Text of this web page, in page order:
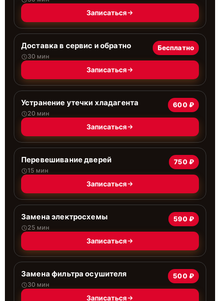
Записаться
Доставка в сервис и обратно
30 мин
Бесплатно
Записаться
Устранение утечки хладагента
20 мин
600 ₽
Записаться
Перевешивание дверей
15 мин
750 ₽
Записаться
Замена электросхемы
25 мин
590 ₽
Записаться
Замена фильтра осушителя
30 мин
500 ₽
Записаться